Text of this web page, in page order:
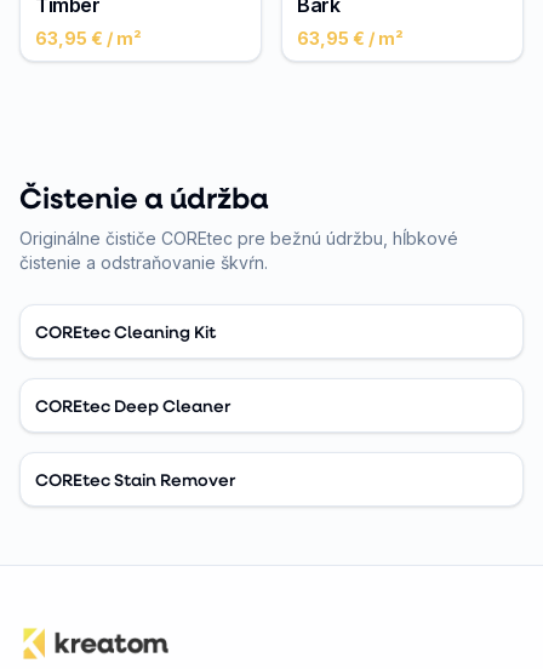
Timber
63,95 € / m²
Bark
63,95 € / m²
Čistenie a údržba
Originálne čističe COREtec pre bežnú údržbu, hĺbkové
čistenie a odstraňovanie škvŕn.
COREtec Cleaning Kit
COREtec Deep Cleaner
COREtec Stain Remover